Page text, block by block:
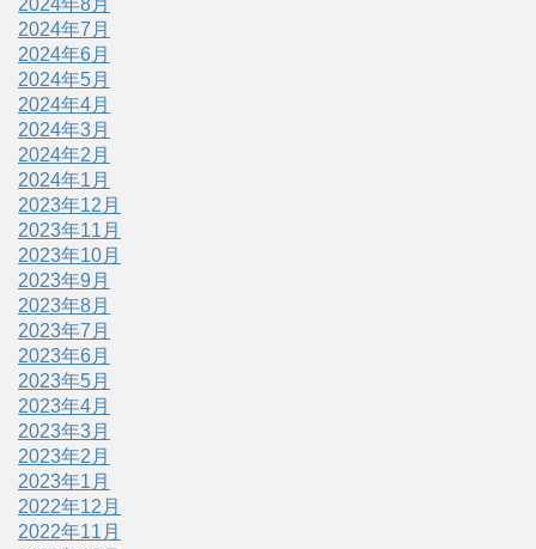
2024年7月
2024年6月
2024年5月
2024年4月
2024年3月
2024年2月
2024年1月
2023年12月
2023年11月
2023年10月
2023年9月
2023年8月
2023年7月
2023年6月
2023年5月
2023年4月
2023年3月
2023年2月
2023年1月
2022年12月
2022年11月